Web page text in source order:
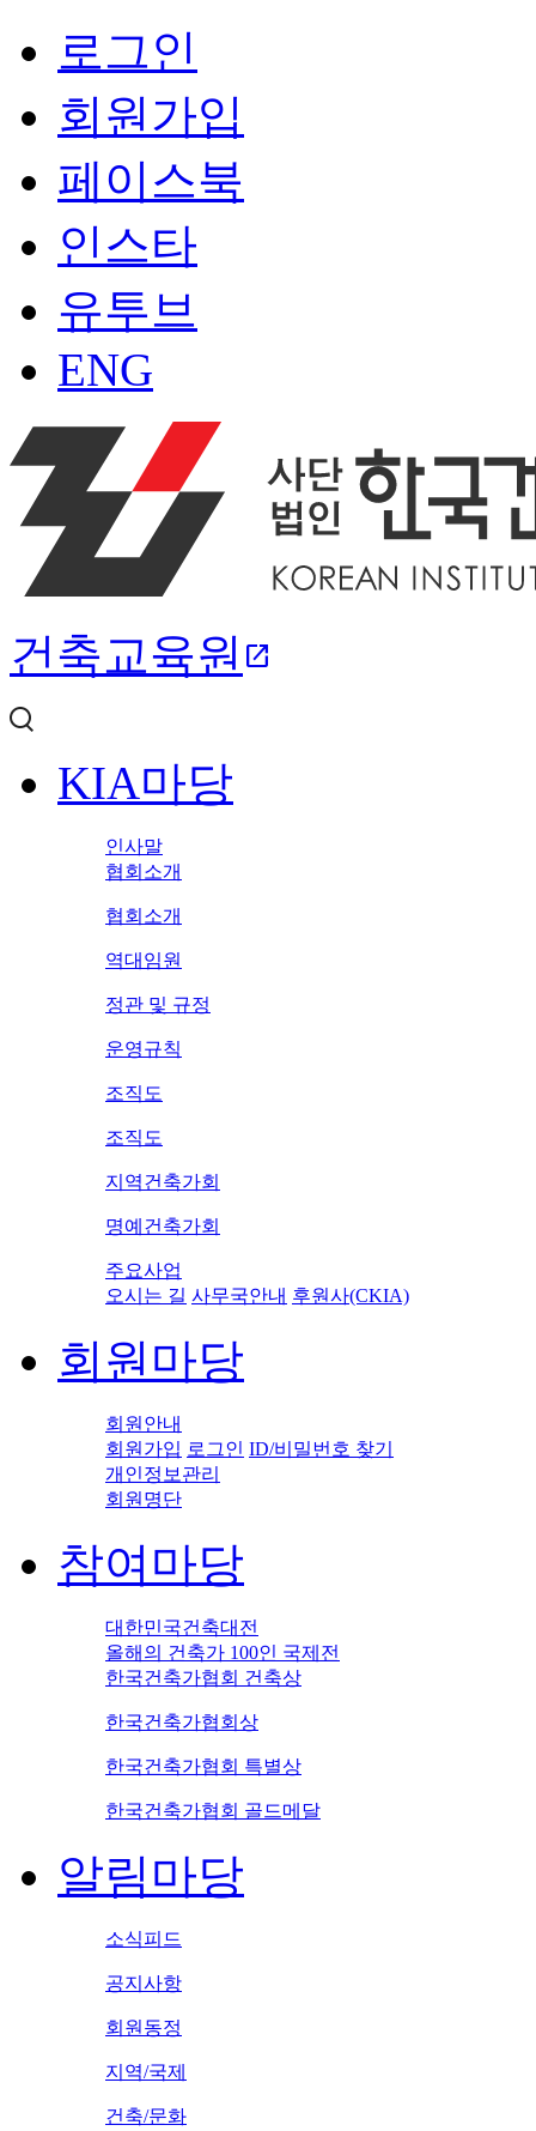
로그인
회원가입
페이스북
인스타
유투브
ENG
건축교육원 open_in_new
KIA마당
인사말
협회소개
협회소개
역대임원
정관 및 규정
운영규칙
조직도
조직도
지역건축가회
명예건축가회
주요사업
오시는 길 사무국안내 후원사(CKIA)
회원마당
회원안내
회원가입 로그인 ID/비밀번호 찾기
개인정보관리
회원명단
참여마당
대한민국건축대전
올해의 건축가 100인 국제전
한국건축가협회 건축상
한국건축가협회상
한국건축가협회 특별상
한국건축가협회 골드메달
알림마당
소식피드
공지사항
회원동정
지역/국제
건축/문화